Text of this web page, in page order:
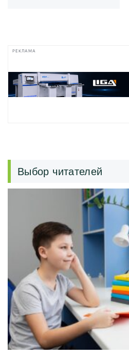
РЕКЛАМА
Выбор читателей